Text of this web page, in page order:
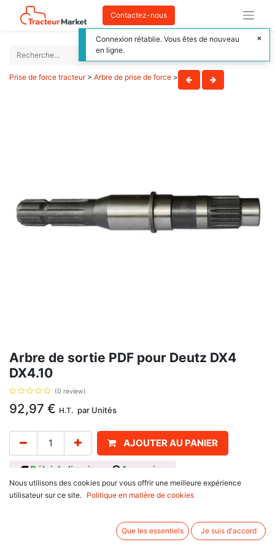
Contactez-nous
Prise de force tracteur> Arbre de prise de force >
Arbre de sortie PDF pour Deutz DX4
DX4.10
(0 review)
92,97 € H.T. par Unités
AJOUTER AU PANIER
Délai de livraison : 1 semaine
Pour vitesse 540 TR/MIN, avec pour référence d'origine 04337923. Se
DX4 Series : DX4.10, DX4.30, DX4.50, DX4.70
DX6 Series : DX6.10, DX6.30
Nous utilisons des cookies pour vous offrir une meilleure expérience
utilisateur sur ce site.
Politique en matière de cookies
Que les essentiels Je suis d'accord
Connexion rétablie. Vous êtes de nouveau
en ligne.